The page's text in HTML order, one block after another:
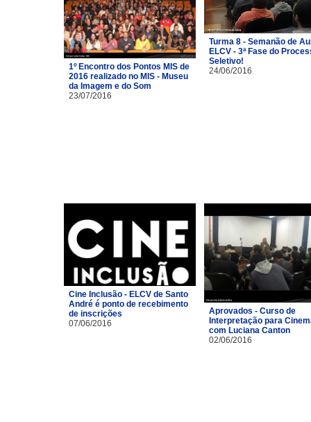
1º Encontro dos Pontos MIS de
2016 realizado no MIS - Museu
da Imagem e do Som
23/07/2016
Turma 8 - Semanão de
ELCV - 3ª Fase do
Seletivo!
24/06/2016
Cine Inclusão - ELCV de Santo
André é ponto de recebimento
de inscrições
07/06/2016
Aprovados - Curso de
Interpretação para
com Luciana Canton
02/06/2016